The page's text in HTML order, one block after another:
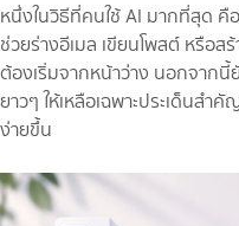
หนึ่งในวิธีที่คนใช้ AI มากที่สุด คื
ช่วยร่างอีเมล เขียนโพสต์ หรือ
ต้องเริ่มจากหน้าว่าง นอกจาก
ยาวๆ ให้เหลือเฉพาะประเด็นสำ
ง่ายขึ้น